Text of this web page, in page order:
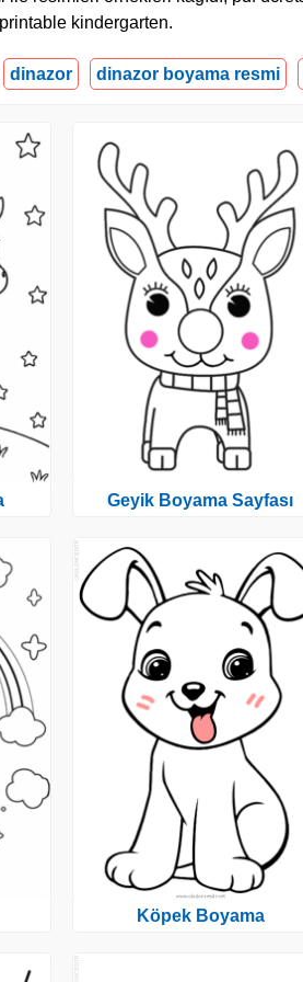
kindergarten.
dinazor dinazor boyama resmi
Geyik Boyama Sayfası
Köpek Boyama